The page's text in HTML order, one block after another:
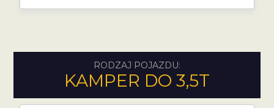
RODZAJ POJAZDU:
KAMPER DO 3,5T